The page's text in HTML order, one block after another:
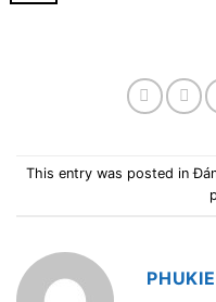
This entry was posted in